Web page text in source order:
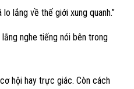
lắng về thế giới xung quanh.”
nghe tiếng nói bên trong
hội hay trực giác. Còn cách